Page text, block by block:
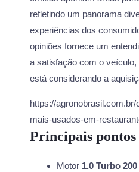
refletindo um panorama
experiências dos
opiniões fornece um
a satisfação com o
está considerando a
https://
mais-usados-em-
Principais pontos
Motor 1.0 Turbo